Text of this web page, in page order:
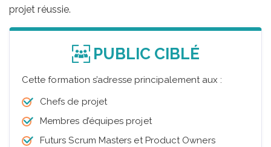
projet réussie.
PUBLIC CIBLÉ
Cette formation s’adresse principalement aux :
Chefs de projet
Membres d’équipes projet
Futurs Scrum Masters et Product Owners